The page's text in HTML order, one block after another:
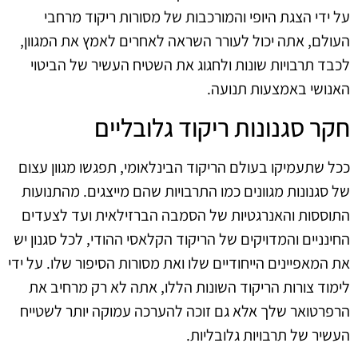
על ידי הצגת היופי והמורכבות של מסורות ריקוד מרחבי
העולם, אתה יכול לעורר השראה לאחרים לאמץ את המגוון,
לכבד תרבויות שונות ולחגוג את השטיח העשיר של הביטוי
האנושי באמצעות תנועה.
חקר סגנונות ריקוד גלובליים
ככל שתעמיקו בעולם הריקוד הבינלאומי, תפגשו מגוון עצום
של סגנונות מגוונים כמו התרבויות שהם מייצגים. מהתנועות
התוססות והאנרגטיות של הסמבה הברזילאית ועד לצעדים
החינניים והמדויקים של הריקוד הקלאסי ההודי, לכל סגנון יש
את המאפיינים הייחודיים שלו ואת מסורות הסיפור שלו. על ידי
לימוד צורות הריקוד השונות הללו, אתה לא רק מרחיב את
הרפרטואר שלך אלא גם זוכה להערכה עמוקה יותר לשטייח
העשיר של תרבויות גלובליות.